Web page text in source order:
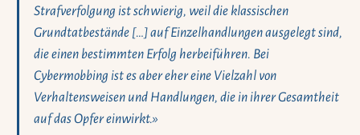
Strafverfolgung ist schwierig, weil die klassischen
Grundtatbestände […] auf Einzelhandlungen ausgelegt sind,
die einen bestimmten Erfolg herbeiführen. Bei
Cybermobbing ist es aber eher eine Vielzahl von
Verhaltensweisen und Handlungen, die in ihrer Gesamtheit
auf das Opfer einwirkt.»